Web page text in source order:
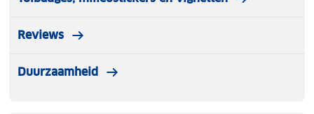
Reviews
Duurzaamheid